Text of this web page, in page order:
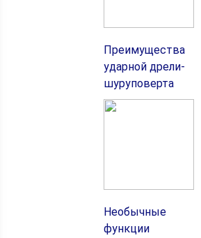
Преимущества
ударной дрели-
шуруповерта
Необычные
функции